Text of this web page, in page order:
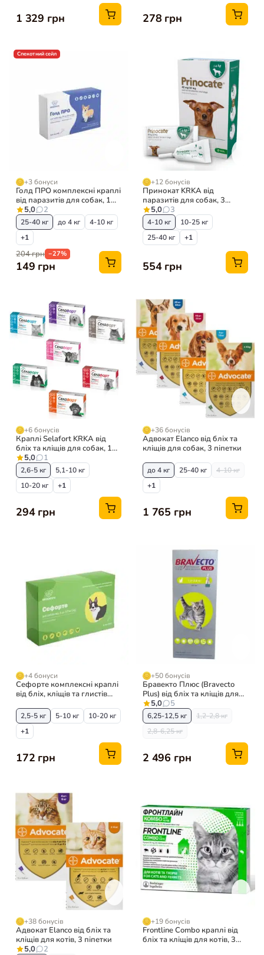
1 329 грн 278 грн
Спекотний сейл
+3 бонуси
Голд ПРО комплексні краплі
від паразитів для собак, 1
піпетка
5,0 2
25-40 кг до 4 кг
4-10 кг
+1
204 грн −27%
149 грн
+12 бонусів
Принокат KRKA від
паразитів для собак, 3
піпетки
5,0 3
4-10 кг
10-25 кг
25-40 кг
+1
554 грн
+6 бонусів
Краплі Selafort KRKA від
бліх та кліщів для собак, 1
піпетка
5,0 1
2,6-5 кг
5,1-10 кг
10-20 кг
+1
294 грн
+36 бонусів
Адвокат Elanco від бліх та
кліщів для собак, 3 піпетки
до 4 кг 25-40 кг
4-10 кг
+1
1 765 грн
+4 бонуси
Сефорте комплексні краплі
від бліх, кліщів та глистів
2,5-5 кг 5-10 кг
10-20 кг
+1
172 грн
+50 бонусів
Бравекто Плюс (Bravecto
Plus) від бліх та кліщів для
котів, 1 піпетка
5,0 5
6,25-12,5 кг
1,2-2,8 кг
2,8-6,25 кг
2 496 грн
+38 бонусів
Адвокат Elanco від бліх та
кліщів для котів, 3 піпетки
5,0
2
+19 бонусів
Frontline Combo краплі від
бліх та кліщів для котів, 3